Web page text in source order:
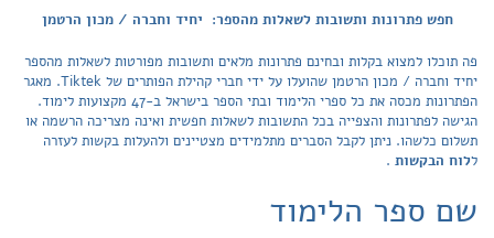
חפש פתרונות ותשובות לשאלות מהספר: יחיד וחברה / מכון הרטמן
פה תוכלו למצוא בקלות ובחינם פתרונות מלאים ותשובות מפורטות לשאלות מהספר
יחיד וחברה / מכון הרטמן שהועלו על ידי חברי קהילת הפותרים של Tiktek. מאגר
הפתרונות מכסה את כל ספרי הלימוד ובתי הספר בישראל ב-47 מקצועות לימוד.
הגישה לפתרונות והצפייה בכל התשובות לשאלות חפשית ואינה מצריכה הרשמה או
תשלום כלשהו. ניתן לקבל הסברים מתלמידים מצטיינים ולהעלות בקשות לעזרה
ללוח הבקשות .
שם ספר הלימוד